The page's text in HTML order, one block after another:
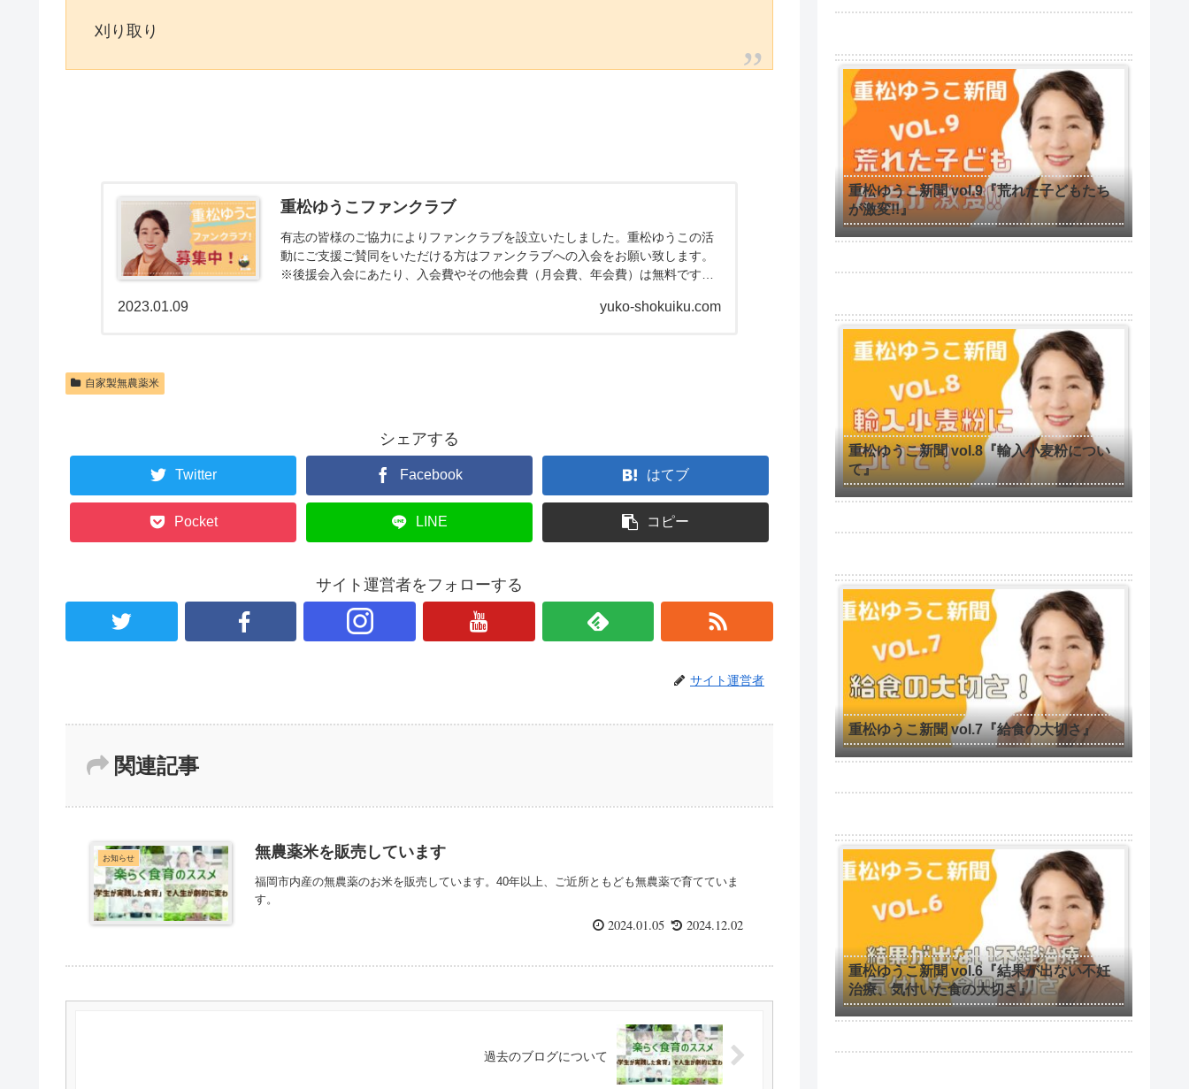
刈り取り
重松ゆうこファンクラブ
有志の皆様のご協力によりファンクラブを設立いたしました。重松ゆうこの活
動にご支援ご賛同をいただける方はファンクラブへの入会をお願い致します。
※後援会入会にあたり、入会費やその他会費（月会費、年会費）は無料です。
yuko-shokuiku.com
2023.01.09
自家製無農薬米
シェアする
Twitter Facebook はてブ
Pocket LINE コピー
サイト運営者をフォローする
サイト運営者
関連記事
お知らせ 無農薬米を販売しています
福岡市内産の無農薬のお米を販売しています。40年以上、ご近所ともども無農薬で育てていま
す。
2024.01.05 2024.12.02
過去のブログについて
重松ゆうこ新聞 vol.9『荒れた子どもたち
が激変!!』
重松ゆうこ新聞 vol.8『輸入小麦粉につい
て』
重松ゆうこ新聞 vol.7『給食の大切さ』
重松ゆうこ新聞 vol.6『結果が出ない不妊
治療、気付いた食の大切さ』